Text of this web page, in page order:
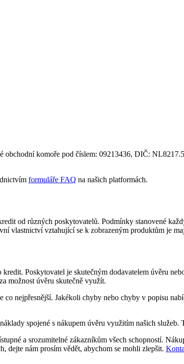
obchodní komoře pod číslem: 09213436, DIČ:
formuláře FAQ na našich platformách.
od různých poskytovatelů. Podmínky stanovené
vlastnictví vztahující se k zobrazeným produktům je
Poskytovatel je skutečným dodavatelem úvěru
možnost úvěru skutečně využít.
nejpřesnější. Jakékoli chyby nebo chyby v popisu
spojené s nákupem úvěru využitím našich
a srozumitelné zákazníkům všech schopností.
dejte nám prosím vědět, abychom se mohli zlepšit.